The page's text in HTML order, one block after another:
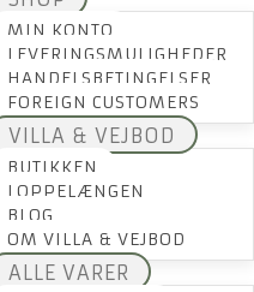
MIN KONTO
LEVERINGSMULIGHEDER
HANDELSBETINGELSER
FOREIGN CUSTOMERS
VILLA & VEJBOD
BUTIKKEN
LOPPELÆNGEN
BLOG
OM VILLA & VEJBOD
ALLE VARER